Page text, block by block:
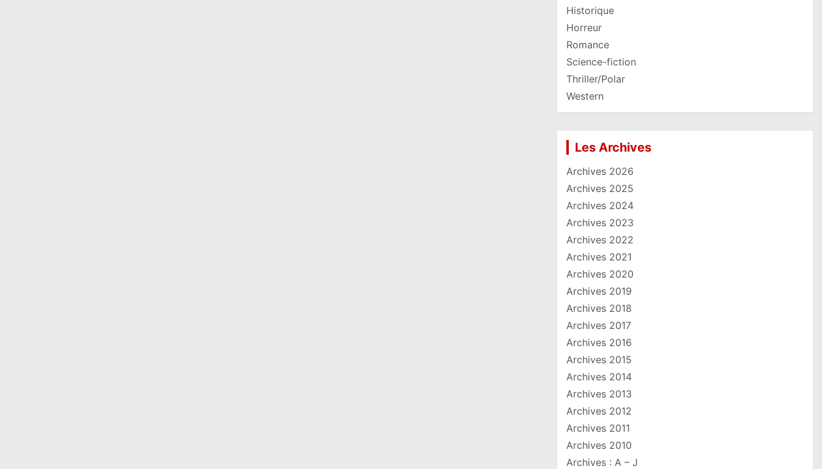
Historique
Horreur
Romance
Science-fiction
Thriller/Polar
Western
Les Archives
Archives 2026
Archives 2025
Archives 2024
Archives 2023
Archives 2022
Archives 2021
Archives 2020
Archives 2019
Archives 2018
Archives 2017
Archives 2016
Archives 2015
Archives 2014
Archives 2013
Archives 2012
Archives 2011
Archives 2010
Archives : A – J